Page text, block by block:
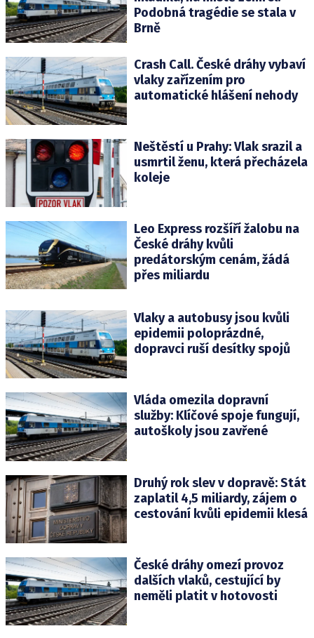
Podobná tragédie se stala v
Brně
Crash Call. České dráhy vybaví
vlaky zařízením pro
automatické hlášení nehody
Neštěstí u Prahy: Vlak srazil a
usmrtil ženu, která přecházela
koleje
Leo Express rozšíří žalobu na
České dráhy kvůli
predátorským cenám, žádá
přes miliardu
Vlaky a autobusy jsou kvůli
epidemii poloprázdné,
dopravci ruší desítky spojů
Vláda omezila dopravní
služby: Klíčové spoje fungují,
autoškoly jsou zavřené
Druhý rok slev v dopravě: Stát
zaplatil 4,5 miliardy, zájem o
cestování kvůli epidemii klesá
České dráhy omezí provoz
dalších vlaků, cestující by
neměli platit v hotovosti